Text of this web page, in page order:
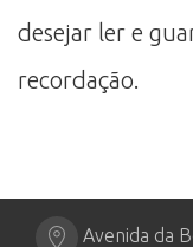
desejar ler e
recordação.
Avenida da